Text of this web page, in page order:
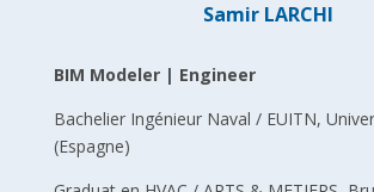
Samir LARCHI
BIM Modeler | Engineer
Bachelier Ingénieur Naval / EUITN,
(Espagne)